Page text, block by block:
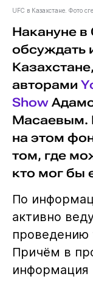
UFC в Казахстане. Фото
Накануне в
обсуждать
авторами
Show
Масаевым.
на этом
том, где
кто мог бы
По
активно
проведению
Причём в
информация